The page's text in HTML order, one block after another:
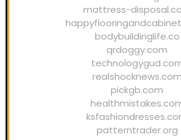
mattress-
bodybuildinglife.co
qrdoggy.com
realshocknews.com
pickgb.com
patterntrader.org